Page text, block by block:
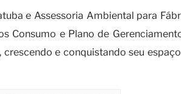
e Assessoria Ambiental para
Consumo e Plano de
e conquistando seu